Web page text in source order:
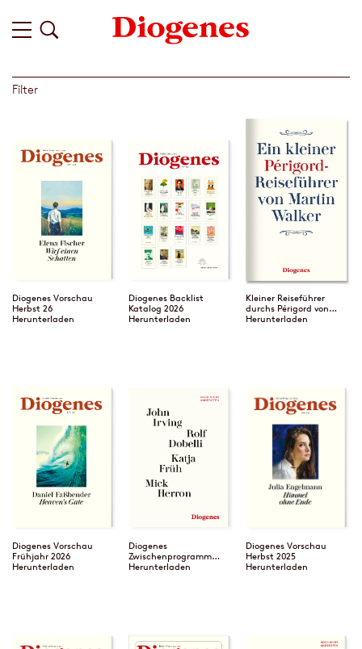
Filter
Diogenes Vorschau
Herbst 26
Herunterladen
Diogenes Backlist
Katalog 2026
Herunterladen
Kleiner Reiseführer
durchs Périgord von
Martin Walker
Herunterladen
Diogenes Vorschau
Frühjahr 2026
Herunterladen
Diogenes
Zwischenprogramm
2025
Herunterladen
Diogenes Vorschau
Herbst 2025
Herunterladen